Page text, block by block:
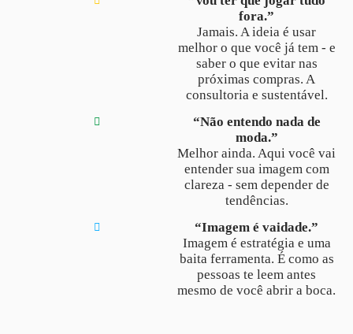
fora.”
Jamais. A ideia é usar
melhor o que você já tem - e
saber o que evitar nas
próximas compras. A
consultoria e sustentável.
“Não entendo nada de
moda.”
Melhor ainda. Aqui você vai
entender sua imagem com
clareza - sem depender de
tendências.
“Imagem é vaidade.”
Imagem é estratégia e uma
baita ferramenta. É como as
pessoas te leem antes
mesmo de você abrir a boca.